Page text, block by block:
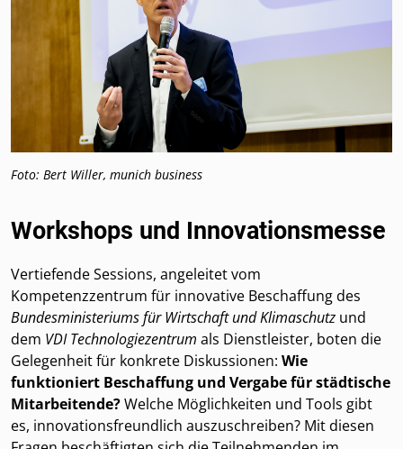
Foto: Bert Willer, munich business
Workshops und Innovationsmesse
Vertiefende Sessions, angeleitet vom
Kompetenzzentrum für innovative Beschaffung des
Bundesministeriums für Wirtschaft und Klimaschutz und
dem VDI Technologiezentrum als Dienstleister, boten die
Gelegenheit für konkrete Diskussionen: Wie
funktioniert Beschaffung und Vergabe für städtische
Mitarbeitende?Welche Möglichkeiten und Tools gibt
es, innovationsfreundlich auszuschreiben? Mit diesen